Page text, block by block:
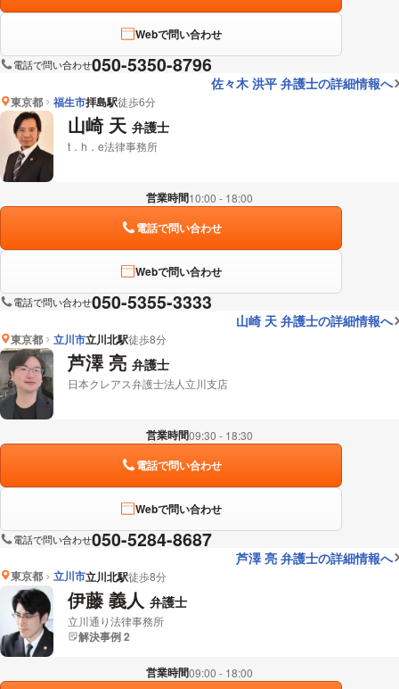
Webで問い合わせ
電話で問い合わせ050-5350-8796
佐々木 洪平 弁護士の詳細情報へ
東京都 福生市拝島駅徒歩6分
山崎 天 弁護士
t．h．e法律事務所
営業時間10:00 - 18:00
電話で問い合わせ
Webで問い合わせ
電話で問い合わせ050-5355-3333
山崎 天 弁護士の詳細情報へ
東京都 立川市立川北駅徒歩8分
芦澤 亮 弁護士
日本クレアス弁護士法人立川支店
営業時間09:30 - 18:30
電話で問い合わせ
Webで問い合わせ
電話で問い合わせ050-5284-8687
芦澤 亮 弁護士の詳細情報へ
東京都 立川市立川北駅徒歩8分
伊藤 義人 弁護士
立川通り法律事務所
解決事例 2
営業時間09:00 - 18:00